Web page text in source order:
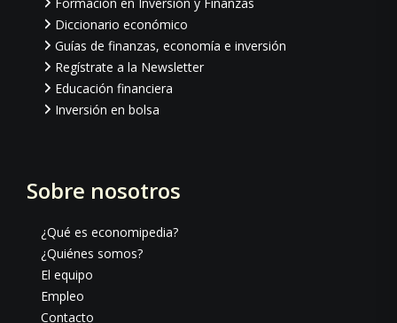
Diccionario económico
Guías de finanzas, economía e inversión
Regístrate a la Newsletter
Educación financiera
Inversión en bolsa
Sobre nosotros
¿Qué es economipedia?
¿Quiénes somos?
El equipo
Empleo
Contacto